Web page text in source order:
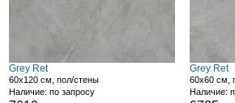
Grey Ret
60x120 см, пол/стены
Наличие: по запросу
Grey Ret
60x60 см,
Наличие: